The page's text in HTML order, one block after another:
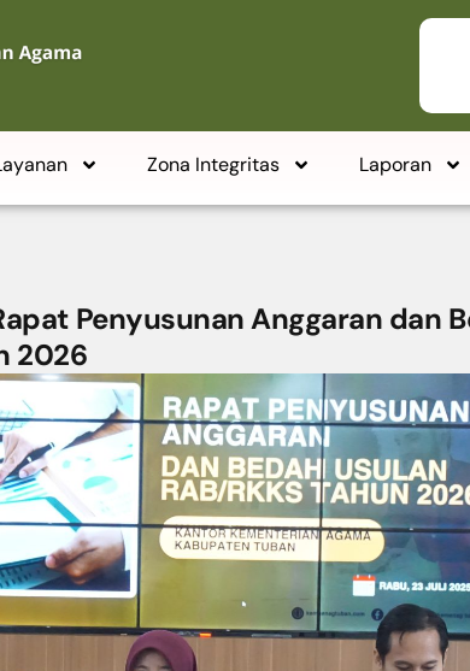
Zona Integritas Laporan
Penyusunan Anggaran dan
2026